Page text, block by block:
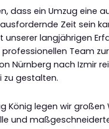
dass ein Umzug eine
Zeit sein
unserer langjährigen
Team
Nürnberg nach Izmir
zu gestalten.
König legen wir großen
und